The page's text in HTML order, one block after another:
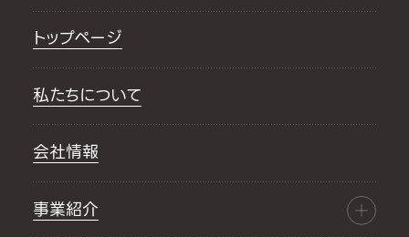
トップページ
私たちについて
会社情報
事業紹介